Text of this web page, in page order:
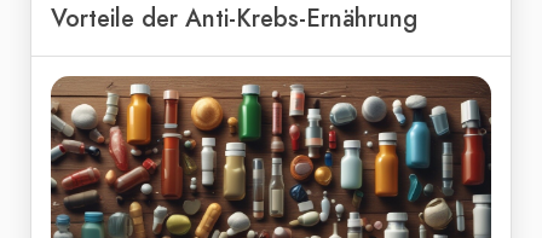
Vorteile der Anti-Krebs-Ernährung